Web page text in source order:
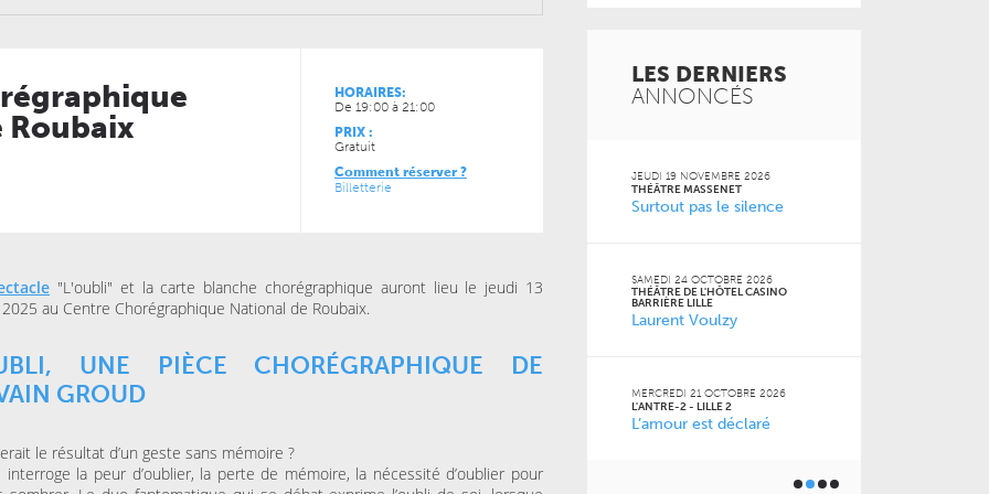
Roubaix
HORAIRES:
De 19:00 à 21:00
PRIX :
Gratuit
Comment réserver ?
Billetterie
"L'oubli" et la carte blanche chorégraphique auront lieu le jeudi 13
au Centre Chorégraphique National de Roubaix.
UNE PIÈCE CHORÉGRAPHIQUE DE
GROUD
le résultat d’un geste sans mémoire ?
interroge la peur d’oublier, la perte de mémoire, la nécessité d’oublier pour
LES DERNIERS
ANNONCÉS
VENDREDI 06 NOVEMBRE 2026
ESPACE AGORA (CENTRE
Ulysse à Gaza
la Bulle Café
JEUDI 19 NOVEMBRE 2026
THÉÂTRE MASSENET
Surtout pas le silence
SAMEDI 24 OCTOBRE 2026
THÉÂTRE DE L'HÔTEL CASINO
BARRIÈRE LILLE
Laurent Voulzy
MERCREDI 21 OCTOBRE 2026
L'ANTRE-2 - LILLE 2
L’amour est déclaré